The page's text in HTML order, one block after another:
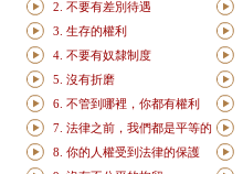
2. 不要有差別待遇
3. 生存的權利
4. 不要有奴隸制度
5. 沒有折磨
6. 不管到哪裡，你都有權利
7. 法律之前，我們都是平等的
8. 你的人權受到法律的保護